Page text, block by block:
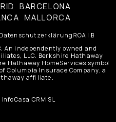
BARCELONA
MALLORCA
Datenschutzerklärung ROAIIB
An independently owned and
LLC. Berkshire Hathaway
Hathaway HomeServices symbol
Columbia Insurace Company, a
affiliate.
InfoCasa CRM SL